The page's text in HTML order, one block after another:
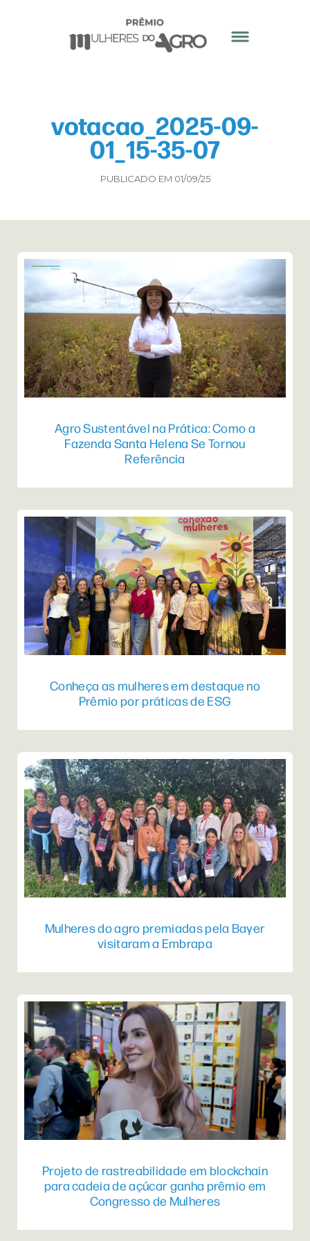
votacao_2025-09-
01_15-35-07
PUBLICADO EM 01/09/25
Agro Sustentável na Prática: Como a
Fazenda Santa Helena Se Tornou
Referência
Conheça as mulheres em destaque no
Prêmio por práticas de ESG
Mulheres do agro premiadas pela Bayer
visitaram a Embrapa
Projeto de rastreabilidade em blockchain
para cadeia de açúcar ganha prêmio em
Congresso de Mulheres